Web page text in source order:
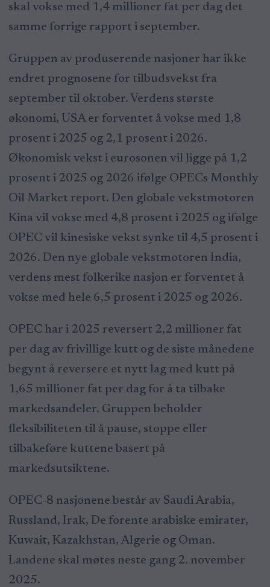
skal vokse med 1,4 millioner fat per dag det
samme forrige rapport i september.
Gruppen av produserende nasjoner har ikke
endret prognosene for tilbudsvekst fra
september til oktober. Verdens største
økonomi, USA er forventet å vokse med 1,8
prosent i 2025 og 2,1 prosent i 2026.
Økonomisk vekst i eurosonen vil ligge på 1,2
prosent i 2025 og 2026 ifølge OPECs Monthly
Oil Market report. Den globale vekstmotoren
Kina vil vokse med 4,8 prosent i 2025 og ifølge
OPEC vil kinesiske vekst synke til 4,5 prosent i
2026. Den nye globale vekstmotoren India,
verdens mest folkerike nasjon er forventet å
vokse med hele 6,5 prosent i 2025 og 2026.
OPEC har i 2025 reversert 2,2 millioner fat
per dag av frivillige kutt og de siste månedene
begynt å reversere et nytt lag med kutt på
1,65 millioner fat per dag for å ta tilbake
markedsandeler. Gruppen beholder
fleksibiliteten til å pause, stoppe eller
tilbakeføre kuttene basert på
markedsutsiktene.
OPEC-8 nasjonene består av Saudi Arabia,
Russland, Irak, De forente arabiske emirater,
Kuwait, Kazakhstan, Algerie og Oman.
Landene skal møtes neste gang 2. november
2025.